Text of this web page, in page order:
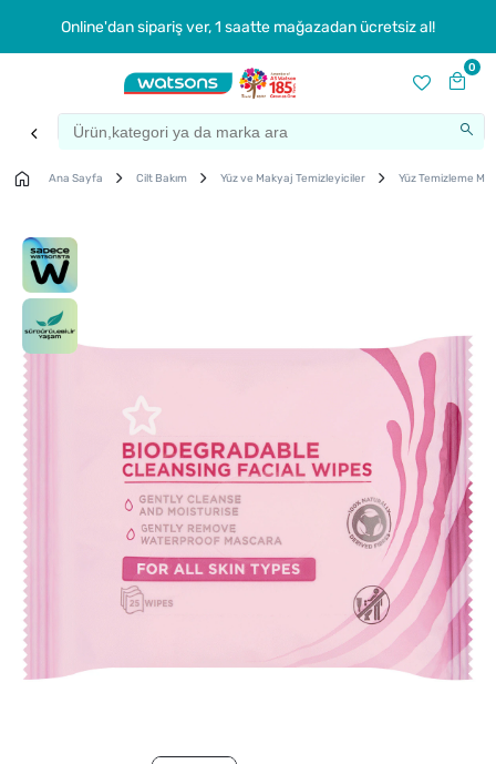
Online'dan sipariş ver, 1 saatte mağazadan ücretsiz al!
0
Ana Sayfa Cilt Bakım Yüz ve Makyaj Temizleyiciler Yüz Temizleme